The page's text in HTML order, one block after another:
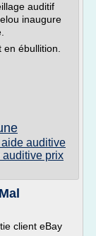
auditif
inaugure
ébullition.
auditive
auditive prix
client eBay